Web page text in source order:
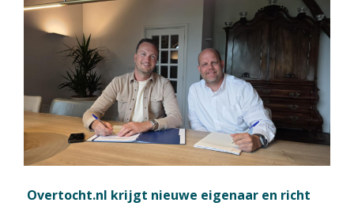
Overtocht.nl krijgt nieuwe eigenaar en richt